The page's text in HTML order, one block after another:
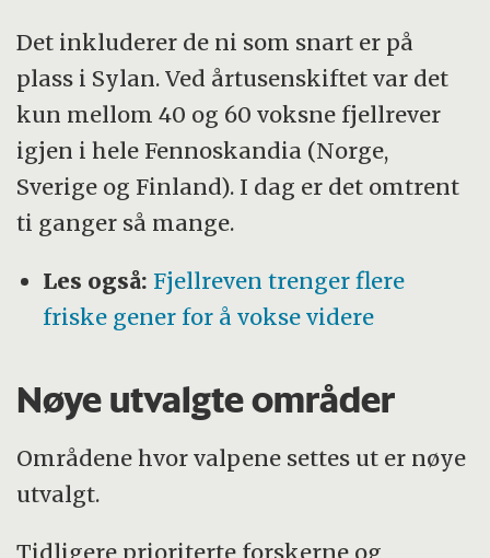
Det inkluderer de ni som snart er på
plass i Sylan. Ved årtusenskiftet var det
kun mellom 40 og 60 voksne fjellrever
igjen i hele Fennoskandia (Norge,
Sverige og Finland). I dag er det omtrent
ti ganger så mange.
Les også: Fjellreven trenger flere
friske gener for å vokse videre
Nøye utvalgte områder
Områdene hvor valpene settes ut er nøye
utvalgt.
Tidligere prioriterte forskerne og